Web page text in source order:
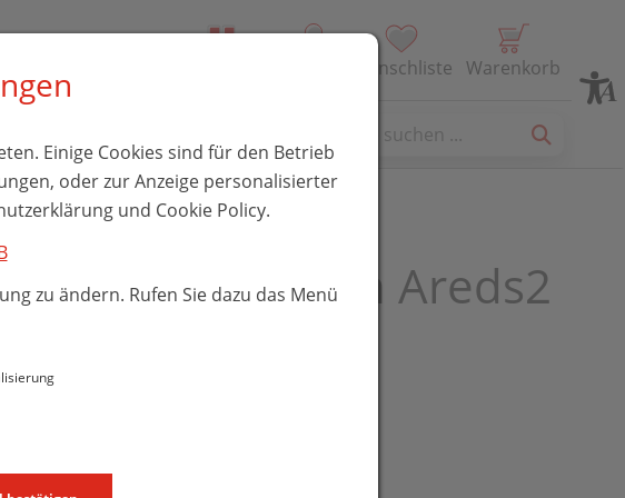
Wunschliste Warenkorb
Macusan Kapseln Areds2
Einige Cookies sind für den Betrieb
oder zur Anzeige personalisierter
und Cookie Policy.
zu ändern. Rufen Sie dazu das Menü